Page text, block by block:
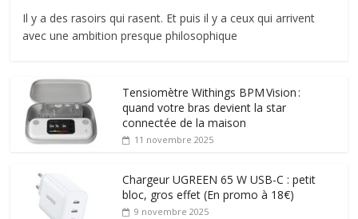
Il y a des rasoirs qui rasent. Et puis il y a ceux qui arrivent
avec une ambition presque philosophique
Tensiomètre Withings BPM Vision :
quand votre bras devient la star
connectée de la maison
11 novembre 2025
Chargeur UGREEN 65 W USB-C : petit
bloc, gros effet (En promo à 18€)
9 novembre 2025